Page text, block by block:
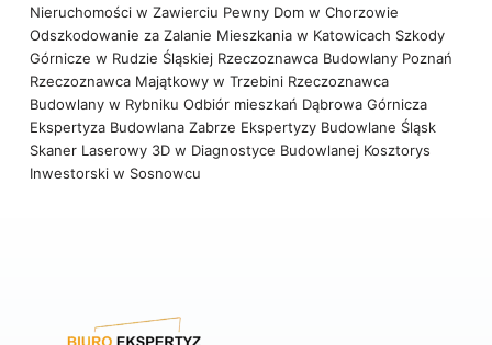
Nieruchomości w Zawierciu Pewny Dom w Chorzowie
Odszkodowanie za Zalanie Mieszkania w Katowicach Szkody
Górnicze w Rudzie Śląskiej Rzeczoznawca Budowlany Poznań
Rzeczoznawca Majątkowy w Trzebini Rzeczoznawca
Budowlany w Rybniku Odbiór mieszkań Dąbrowa Górnicza
Ekspertyza Budowlana Zabrze Ekspertyzy Budowlane Śląsk
Skaner Laserowy 3D w Diagnostyce Budowlanej Kosztorys
Inwestorski w Sosnowcu